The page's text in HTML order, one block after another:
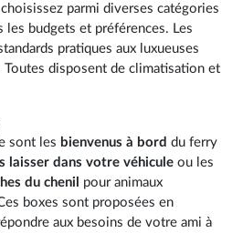
parmi diverses catégories
les budgets et préférences. Les
pratiques aux luxueuses
Toutes disposent de climatisation et
sont les bienvenus à bord du ferry
laisser dans votre véhicule ou les
du chenil
pour animaux
boxes sont proposées en
aux besoins de votre ami à